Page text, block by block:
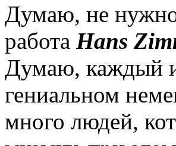
Думаю, не нужно
работа Hans
Думаю, каждый
гениальном
много людей,